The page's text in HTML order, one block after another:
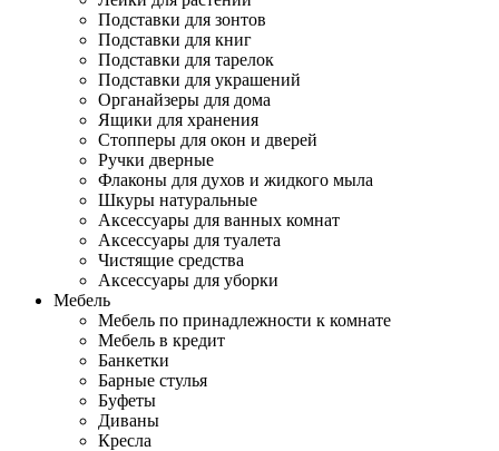
Подставки для зонтов
Подставки для книг
Подставки для тарелок
Подставки для украшений
Органайзеры для дома
Ящики для хранения
Стопперы для окон и дверей
Ручки дверные
Флаконы для духов и жидкого мыла
Шкуры натуральные
Аксессуары для ванных комнат
Аксессуары для туалета
Чистящие средства
Аксессуары для уборки
Мебель
Мебель по принадлежности к комнате
Мебель в кредит
Банкетки
Барные стулья
Буфеты
Диваны
Кресла